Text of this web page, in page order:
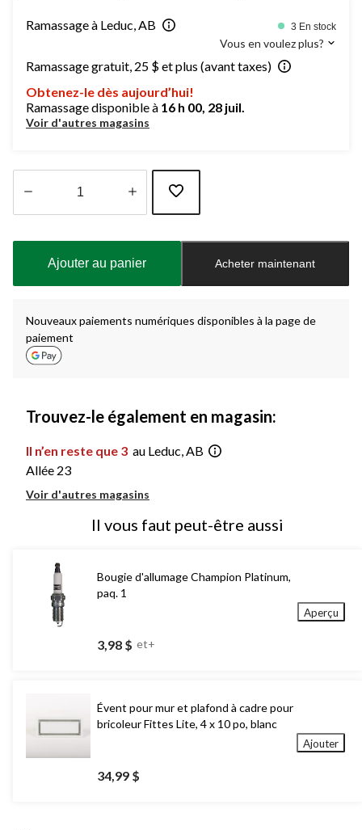
Ramassage à Leduc, AB 3 En stock
Vous en voulez plus?
Ramassage gratuit, 25 $ et plus (avant taxes)
Obtenez-le dès aujourd’hui!
Ramassage disponible à 16 h 00, 28 juil.
Voir d'autres magasins
à
Ajouter au panier Acheter maintenant
Nouveaux paiements numériques disponibles à la page de
paiement
Trouvez-le également en magasin:
Il n’en reste que 3 au Leduc, AB
Allée 23
Voir d'autres magasins
Il vous faut peut-être aussi
Bougie d'allumage Champion Platinum,
paq. 1
3,98 $ et+
Aperçu
Évent pour mur et plafond à cadre pour
bricoleur Fittes Lite, 4 x 10 po, blanc
34,99 $
Ajouter